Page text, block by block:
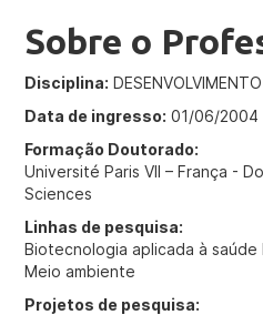
Sobre o
Disciplina:
Data de ingresso: 01/06/2004
Formação Doutorado:
Université Paris VII – França -
Sciences
Linhas de pesquisa:
Biotecnologia aplicada à saúde
Meio ambiente
Projetos de pesquisa: